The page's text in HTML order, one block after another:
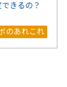
きるの？
のあれこれ